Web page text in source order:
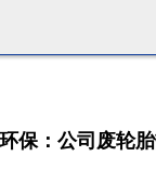
保：公司废轮